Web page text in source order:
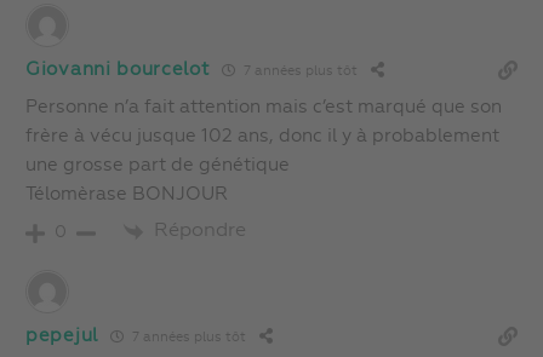
Giovanni bourcelot 7 années plus tôt
Personne n’a fait attention mais c’est marqué que son
frère à vécu jusque 102 ans, donc il y à probablement
une grosse part de génétique
Télomèrase BONJOUR
0 Répondre
pepejul 7 années plus tôt